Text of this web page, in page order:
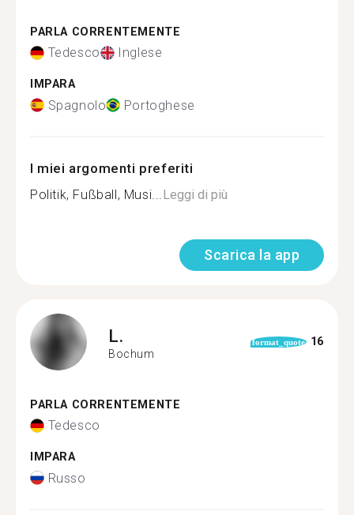
PARLA CORRENTEMENTE
Tedesco Inglese
IMPARA
Spagnolo Portoghese
I miei argomenti preferiti
Politik, Fußball, Musi... Leggi di più
Scarica la app
L.
Bochum
format_quote 16
PARLA CORRENTEMENTE
Tedesco
IMPARA
Russo